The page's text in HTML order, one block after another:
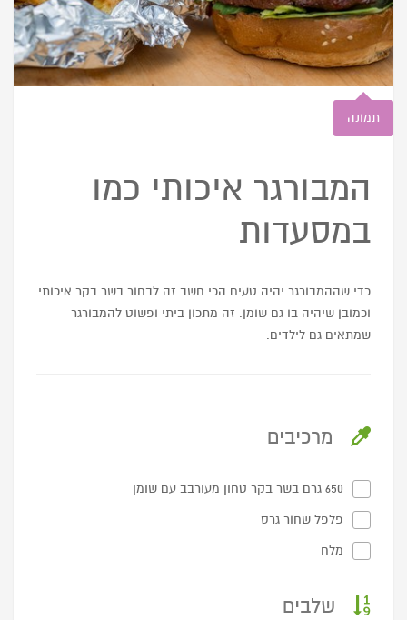
תמונה
המבורגר איכותי כמו
במסעדות
כדי שההמבורגר יהיה טעים הכי חשב זה לבחור בשר בקר איכותי
וכמובן שיהיה בו גם שומן. זה מתכון ביתי ופשוט להמבורגר
שמתאים גם לילדים.
מרכיבים
650 גרם בשר בקר טחון מעורבב עם שומן
פלפל שחור גרס
מלח
שלבים